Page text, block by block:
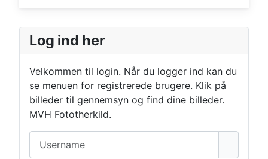
Log ind her
Velkommen til login. Når du logger ind kan du
se menuen for registrerede brugere. Klik på
billeder til gennemsyn og find dine billeder.
MVH Fototherkild.